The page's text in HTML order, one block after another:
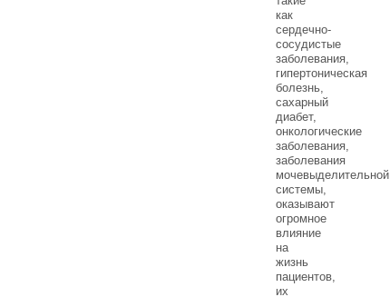
как
сердечно-
сосудистые
заболевания,
гипертоническая
болезнь,
сахарный
диабет,
онкологические
заболевания,
заболевания
мочевыделительной
системы,
оказывают
огромное
влияние
на
жизнь
пациентов,
их